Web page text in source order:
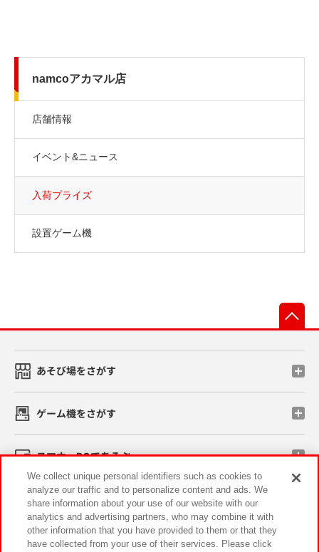
namcoアカマル店
店舗情報
イベント&ニュース
入荷プライズ
設置ゲーム機
あそび場をさがす
ゲーム機をさがす
スマホ・PCであそぶ
イベント・キャンペーン
We collect unique personal identifiers such as cookies to
analyze our traffic and to personalize content and ads. We
share information about your use of our website with our
analytics and advertising partners, who may combine it with
other information that you have provided to them or that they
have collected from your use of their services. Please click